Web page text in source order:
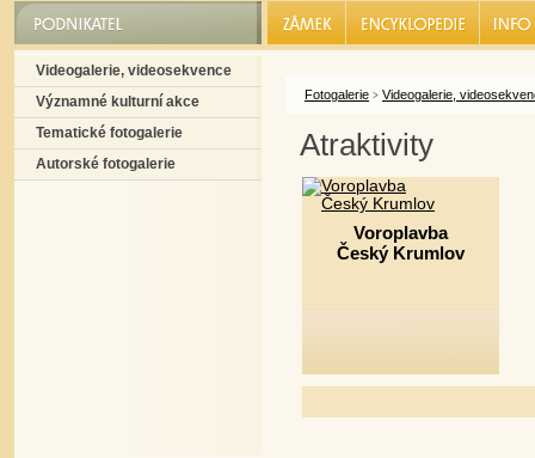
Fotogalerie > Videogalerie,
Atraktivity
Voroplavba
Český Krumlov
Videogalerie, videosekvence
Významné kulturní akce
Tematické fotogalerie
Autorské fotogalerie
PODNIKATEL ZÁMEK | ENCYKLOPEDIE | INFO